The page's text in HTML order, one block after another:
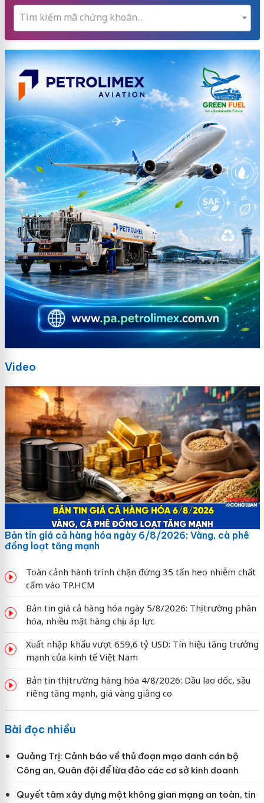
Tìm kiếm mã chứng khoán...
Video
Bản tin giá cả hàng hóa ngày 6/8/2026: Vàng, cà phê
đồng loạt tăng mạnh
Toàn cảnh hành trình chặn đứng 35 tấn heo nhiễm chất
cấm vào TP.HCM
Bản tin giá cả hàng hóa ngày 5/8/2026: Thị trường phân
hóa, nhiều mặt hàng chịu áp lực
Xuất nhập khẩu vượt 659,6 tỷ USD: Tín hiệu tăng trưởng
mạnh của kinh tế Việt Nam
Bản tin thị trường hàng hóa 4/8/2026: Dầu lao dốc, sầu
riêng tăng mạnh, giá vàng giằng co
Bài đọc nhiều
Quảng Trị: Cảnh báo về thủ đoạn mạo danh cán bộ
Công an, Quân đội để lừa đảo các cơ sở kinh doanh
Quyết tâm xây dựng một không gian mạng an toàn, tin